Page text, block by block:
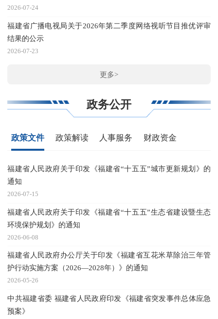
2026-07-24
福建省广播电视局关于2026年第二季度网络视听节目推优评审
结果的公示
2026-07-23
更多>
政务公开
政策文件 政策解读 人事服务 财政资金
福建省人民政府关于印发《福建省“十五五”城市更新规划》的
通知
2026-07-15
福建省人民政府关于印发《福建省“十五五”生态省建设暨生态
环境保护规划》的通知
2026-06-08
福建省人民政府办公厅关于印发《福建省互花米草除治三年管
护行动实施方案（2026—2028年）》的通知
2026-05-26
中共福建省委 福建省人民政府印发《福建省突发事件总体应急
预案》